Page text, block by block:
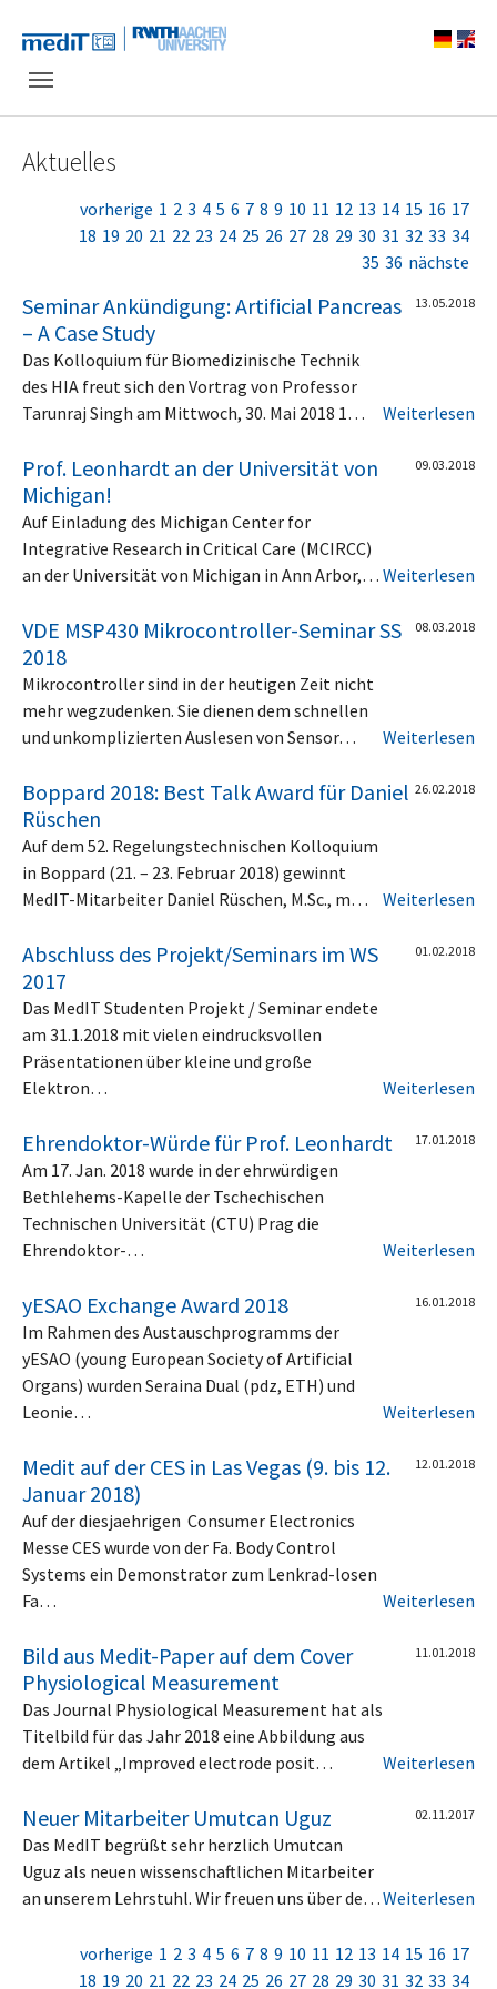
Aktuelles
vorherige 1 2 3 4 5 6 7 8 9 10 11 12 13 14 15 16 17
18 19 20 21 22 23 24 25 26 27 28 29 30 31 32 33 34
35 36 nächste
Seminar Ankündigung: Artificial Pancreas
– A Case Study
13.05.2018
Das Kolloquium für Biomedizinische Technik
des HIA freut sich den Vortrag von Professor
Tarunraj Singh am Mittwoch, 30. Mai 2018 1…
Weiterlesen
Prof. Leonhardt an der Universität von
Michigan!
09.03.2018
Auf Einladung des Michigan Center for
Integrative Research in Critical Care (MCIRCC)
an der Universität von Michigan in Ann Arbor,… Weiterlesen
VDE MSP430 Mikrocontroller-Seminar SS
2018
08.03.2018
Mikrocontroller sind in der heutigen Zeit nicht
mehr wegzudenken. Sie dienen dem schnellen
und unkomplizierten Auslesen von Sensor…
Weiterlesen
Boppard 2018: Best Talk Award für Daniel
Rüschen
26.02.2018
Auf dem 52. Regelungstechnischen Kolloquium
in Boppard (21. – 23. Februar 2018) gewinnt
MedIT-Mitarbeiter Daniel Rüschen, M.Sc., m…
Weiterlesen
Abschluss des Projekt/Seminars im WS
2017
01.02.2018
Das MedIT Studenten Projekt / Seminar endete
am 31.1.2018 mit vielen eindrucksvollen
Präsentationen über kleine und große
Elektron…
Weiterlesen
Ehrendoktor-Würde für Prof. Leonhardt 17.01.2018
Am 17. Jan. 2018 wurde in der ehrwürdigen
Bethlehems-Kapelle der Tschechischen
Technischen Universität (CTU) Prag die
Ehrendoktor-…
Weiterlesen
yESAO Exchange Award 2018 16.01.2018
Im Rahmen des Austauschprogramms der
yESAO (young European Society of Artificial
Organs) wurden Seraina Dual (pdz, ETH) und
Leonie…
Weiterlesen
Medit auf der CES in Las Vegas (9. bis 12.
Januar 2018)
12.01.2018
Auf der diesjaehrigen Consumer Electronics
Messe CES wurde von der Fa. Body Control
Systems ein Demonstrator zum Lenkrad-losen
Fa…
Weiterlesen
Bild aus Medit-Paper auf dem Cover
Physiological Measurement
11.01.2018
Das Journal Physiological Measurement hat als
Titelbild für das Jahr 2018 eine Abbildung aus
dem Artikel „Improved electrode posit…
Weiterlesen
Neuer Mitarbeiter Umutcan Uguz 02.11.2017
Das MedIT begrüßt sehr herzlich Umutcan
Uguz als neuen wissenschaftlichen Mitarbeiter
an unserem Lehrstuhl. Wir freuen uns über de…Weiterlesen
vorherige 1 2 3 4 5 6 7 8 9 10 11 12 13 14 15 16 17
18 19 20 21 22 23 24 25 26 27 28 29 30 31 32 33 34